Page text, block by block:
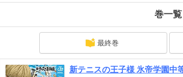
巻一覧
最終巻
新テニスの王子様 氷帝学園中